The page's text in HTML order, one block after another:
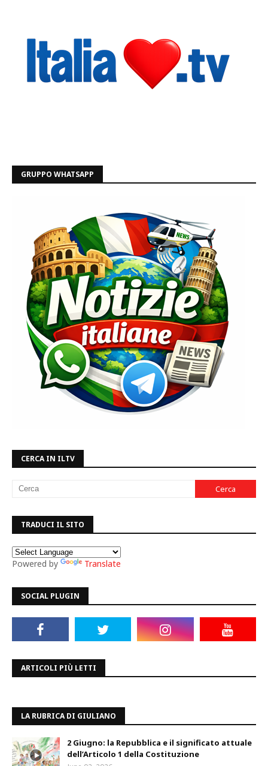
GRUPPO WHATSAPP
CERCA IN ILTV
TRADUCI IL SITO
Powered by Translate
SOCIAL PLUGIN
ARTICOLI PIÙ LETTI
LA RUBRICA DI GIULIANO
2 Giugno: la Repubblica e il significato attuale
dell’Articolo 1 della Costituzione